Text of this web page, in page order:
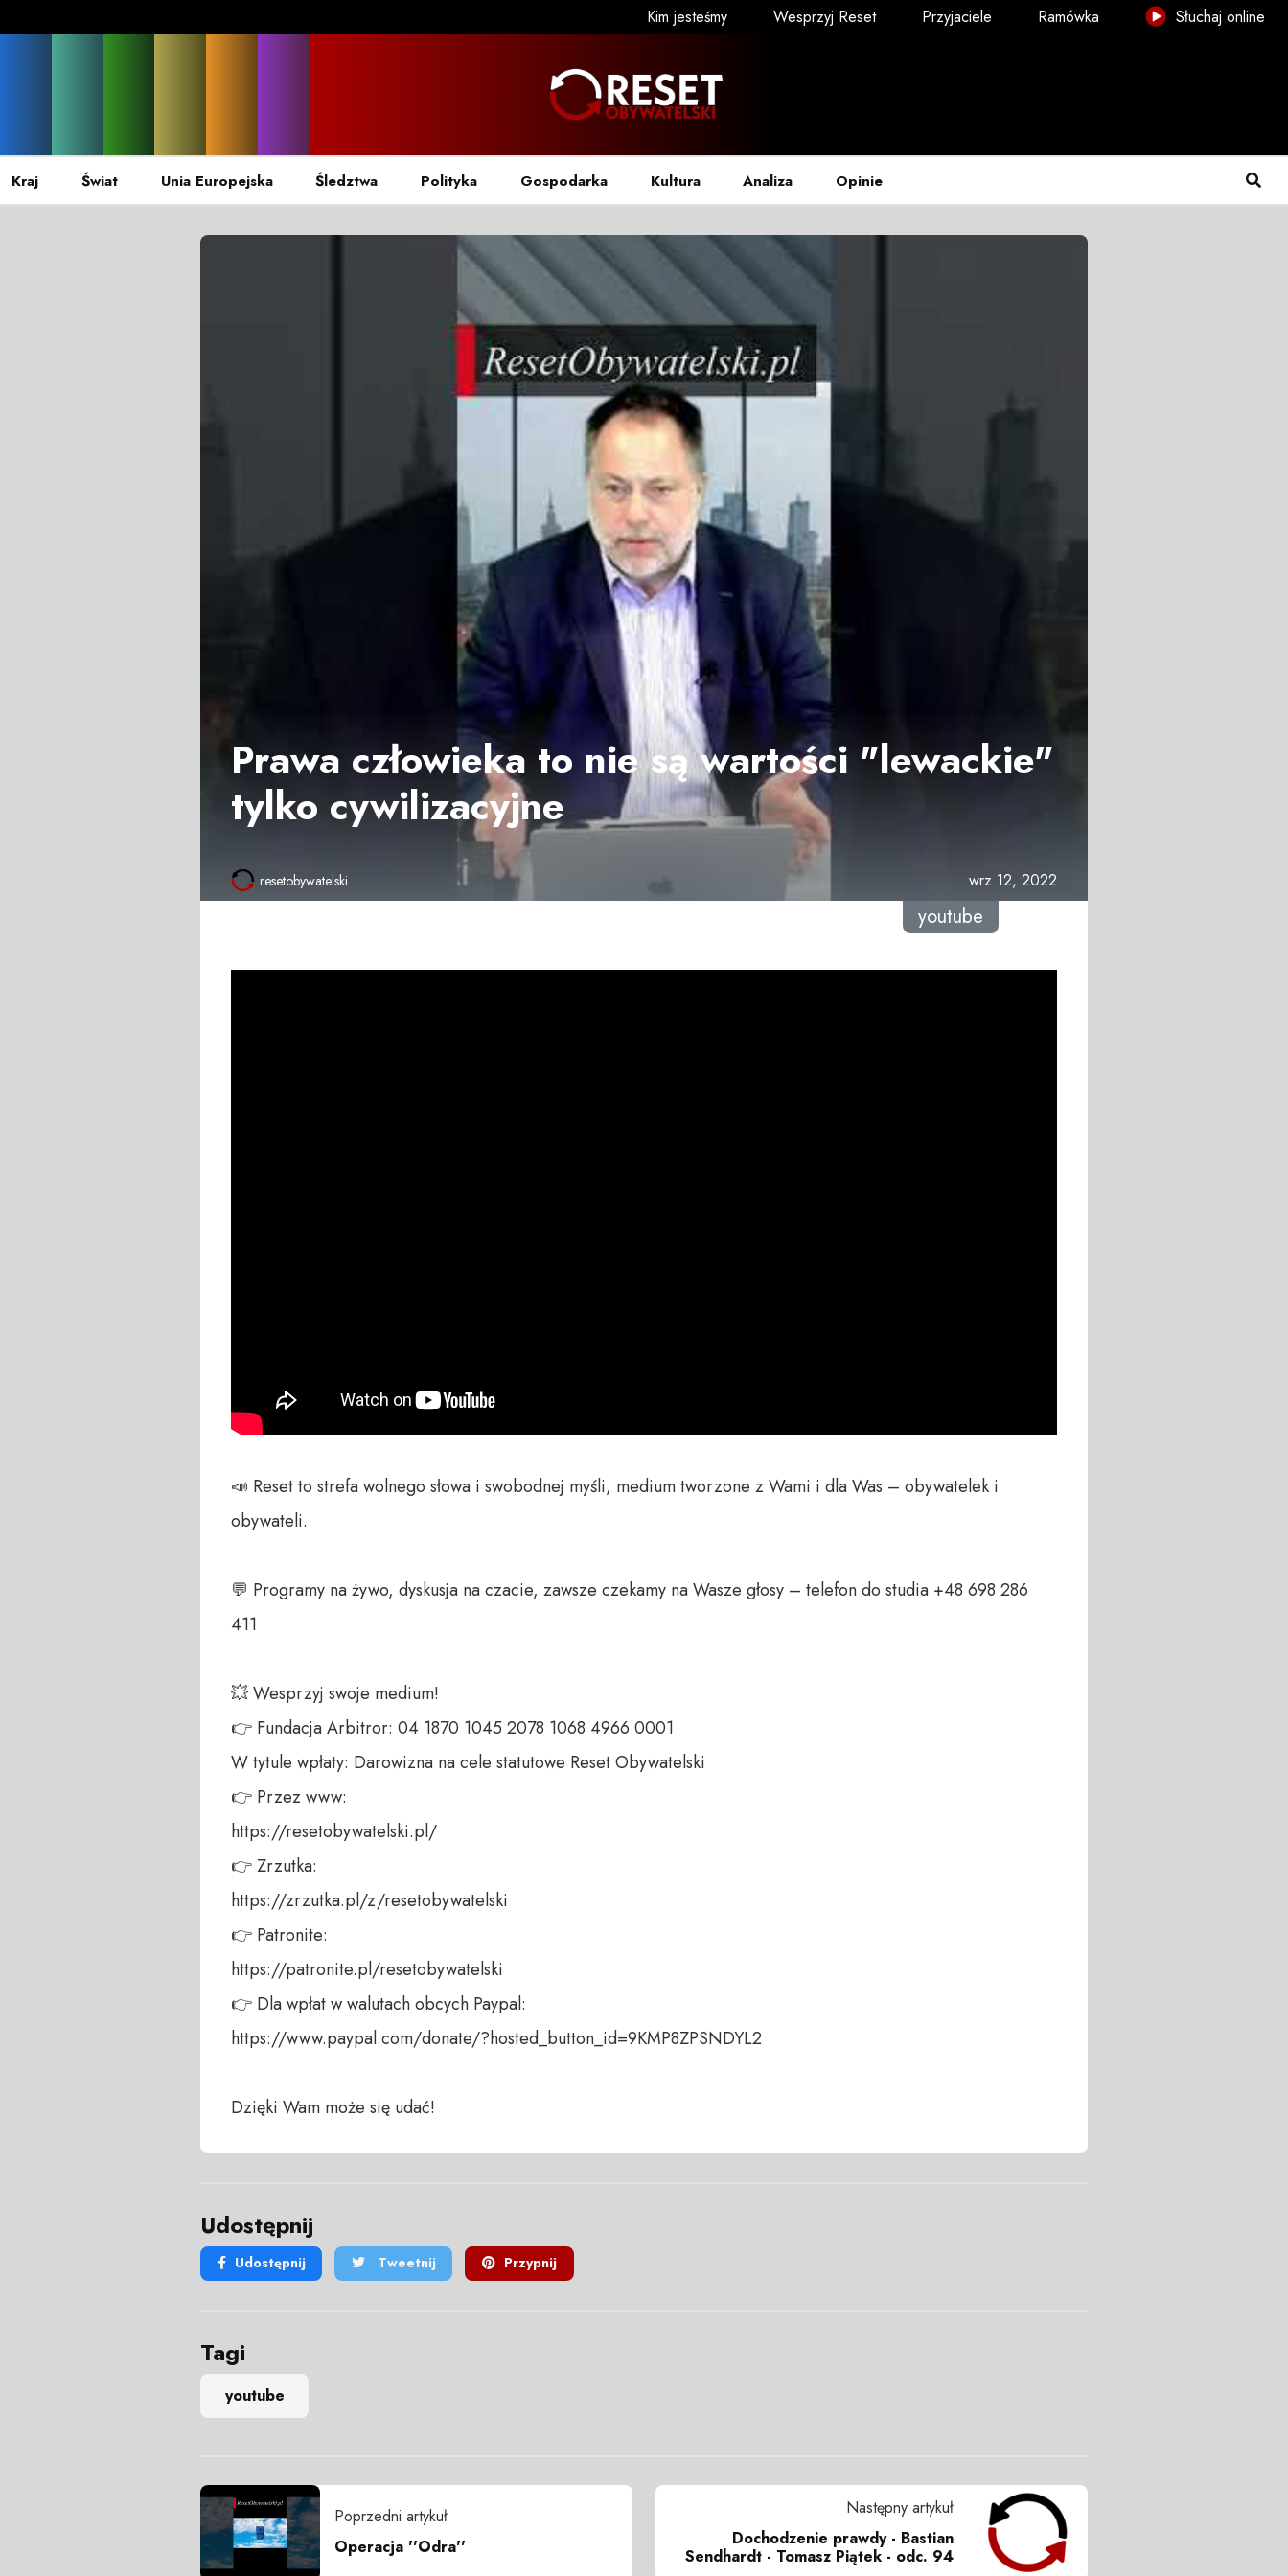
Kim jesteśmy Wesprzyj Reset Przyjaciele Ramówka Słuchaj online
Kraj Świat Unia Europejska Śledztwa Polityka Gospodarka Kultura Analiza Opinie
Prawa człowieka to nie są wartości "lewackie"
tylko cywilizacyjne
resetobywatelski wrz 12, 2022
youtube
📣 Reset to strefa wolnego słowa i swobodnej myśli, medium tworzone z Wami i dla Was – obywatelek i
obywateli.
💬 Programy na żywo, dyskusja na czacie, zawsze czekamy na Wasze głosy – telefon do studia +48 698 286
411
💥 Wesprzyj swoje medium!
👉 Fundacja Arbitror: 04 1870 1045 2078 1068 4966 0001
W tytule wpłaty: Darowizna na cele statutowe Reset Obywatelski
👉 Przez www:
https://resetobywatelski.pl/
👉 Zrzutka:
https://zrzutka.pl/z/resetobywatelski
👉 Patronite:
https://patronite.pl/resetobywatelski
👉 Dla wpłat w walutach obcych Paypal:
https://www.paypal.com/donate/?hosted_button_id=9KMP8ZPSNDYL2
Dzięki Wam może się udać!
Udostępnij
Udostępnij Tweetnij Przypnij
Tagi
youtube
Poprzedni artykuł
Operacja ''Odra''
Następny artykuł
Dochodzenie prawdy - Bastian
Sendhardt - Tomasz Piątek - odc. 94